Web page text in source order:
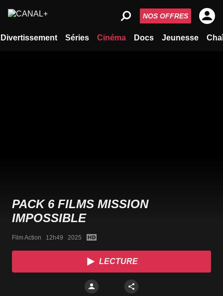
Divertissement Séries Cinéma Docs Jeunesse
NOS OFFRES
PACK 6 FILMS MISSION
IMPOSSIBLE
Film Action   12h49   2025
LECTURE